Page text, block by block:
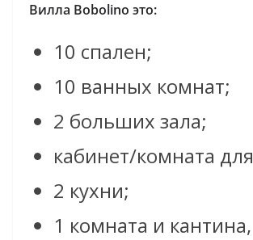
Вилла Bobolino это:
10 спален;
10 ванных комнат;
2 больших зала;
кабинет/комната
2 кухни;
1 комната и кантина,